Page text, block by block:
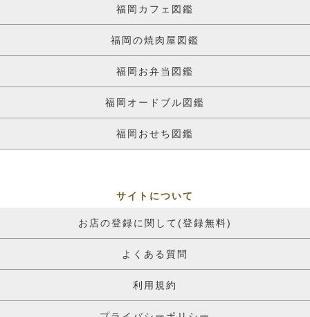
福岡カフェ図鑑
福岡の焼肉屋図鑑
福岡お弁当図鑑
福岡オードブル図鑑
福岡おせち図鑑
サイトについて
お店の登録に関して(登録無料)
よくある質問
利用規約